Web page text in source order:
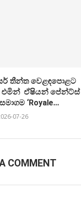
තීන්ත වෙළඳපොළට
එමින් ඒෂියන් පේන්ට්ස්
‘Royale...
07-26
COMMENT